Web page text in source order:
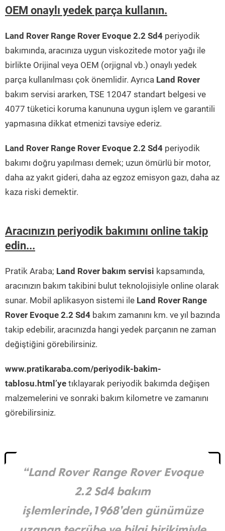
OEM onaylı yedek parça kullanın.
Land Rover Range Rover Evoque 2.2 Sd4 periyodik
bakımında, aracınıza uygun viskozitede motor yağı ile
birlikte Orijinal veya OEM (orjignal vb.) onaylı yedek
parça kullanılması çok önemlidir. Ayrıca Land Rover
bakım servisi ararken, TSE 12047 standart belgesi ve
4077 tüketici koruma kanununa uygun işlem ve garantili
yapmasına dikkat etmenizi tavsiye ederiz.
Land Rover Range Rover Evoque 2.2 Sd4 periyodik
bakımı doğru yapılması demek; uzun ömürlü bir motor,
daha az yakıt gideri, daha az egzoz emisyon gazı, daha az
kaza riski demektir.
Aracınızın periyodik bakımını online takip
edin...
Pratik Araba; Land Rover bakım servisi kapsamında,
aracınızın bakım takibini bulut teknolojisiyle online olarak
sunar. Mobil aplikasyon sistemi ile Land Rover Range
Rover Evoque 2.2 Sd4 bakım zamanını km. ve yıl bazında
takip edebilir, aracınızda hangi yedek parçanın ne zaman
değiştiğini görebilirsiniz.
www.pratikaraba.com/periyodik-bakim-
tablosu.html’ye tıklayarak periyodik bakımda değişen
malzemelerini ve sonraki bakım kilometre ve zamanını
görebilirsiniz.
“Land Rover Range Rover Evoque
2.2 Sd4 bakım
işlemlerinde,1968’den günümüze